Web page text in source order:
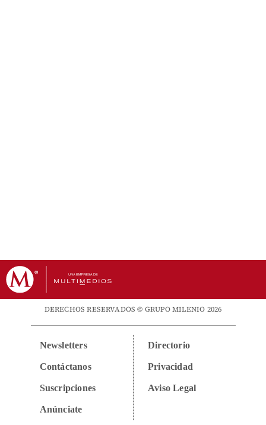
DERECHOS RESERVADOS © GRUPO MILENIO 2026
Newsletters
Contáctanos
Suscripciones
Anúnciate
Directorio
Privacidad
Aviso Legal